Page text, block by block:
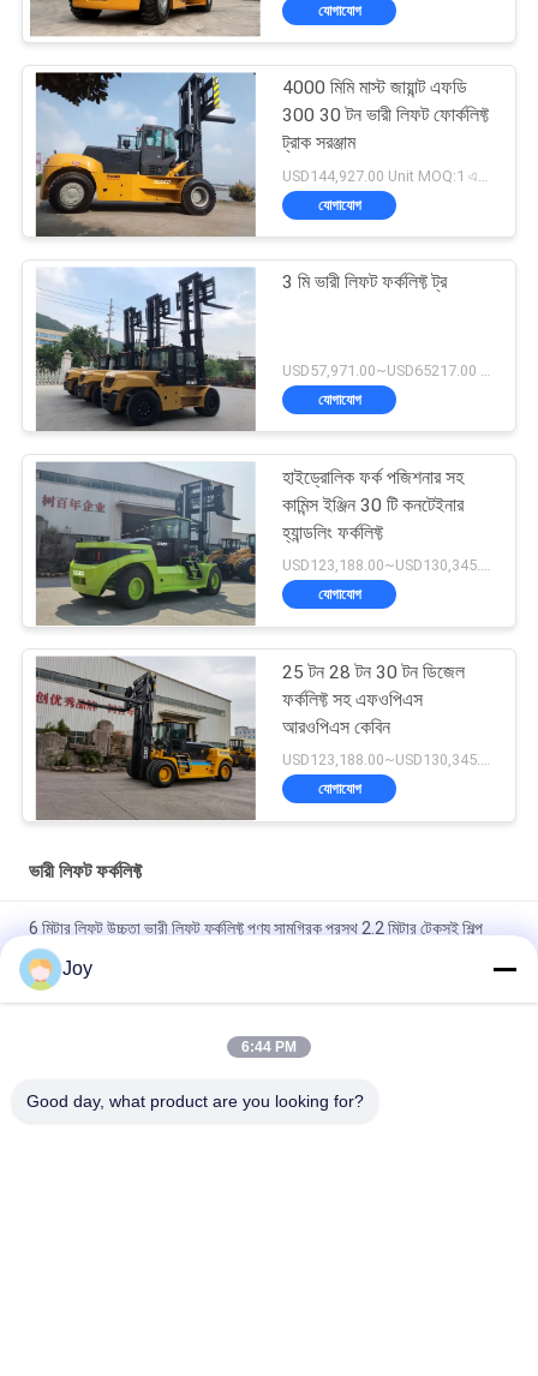
যোগাযোগ
4000 মিমি মাস্ট জায়ান্ট এফডি
300 30 টন ভারী লিফট ফোর্কলিফ্ট
ট্রাক সরঞ্জাম
USD144,927.00 Unit MOQ:1 একক
যোগাযোগ
3 মি ভারী লিফট ফর্কলিফ্ট ট্র
USD57,971.00~USD65217.00 unit MOQ:1 একক
যোগাযোগ
হাইড্রোলিক ফর্ক পজিশনার সহ
কামিন্স ইঞ্জিন 30 টি কনটেইনার
হ্যান্ডলিং ফর্কলিফ্ট
USD123,188.00~USD130,345.00/ Unit MOQ:1 একক
যোগাযোগ
25 টন 28 টন 30 টন ডিজেল
ফর্কলিফ্ট সহ এফওপিএস
আরওপিএস কেবিন
USD123,188.00~USD130,345.00/ Unit MOQ:1 একক
যোগাযোগ
ভারী লিফট ফর্কলিফ্ট
6 মিটার লিফট উচ্চতা ভারী লিফট ফর্কলিফ্ট পণ্য সামগ্রিক প্রস্থ 2.2 মিটার টেকসই শিল্প
উপাদান হ্যান্ডলিং সরঞ্জাম
বক্স টাইপ ইনার আউটার মাস্ট কাউন্টারব্যালেন্স ফর্কলিফ্ট সামগ্রিক আকার
৭২০০x২৫৫০x৩৪৬০মিমি গুদামঘরের জন্য হেভি ডিউটি ​​লিফটিং ভেহিকেল
কাস্টমাইজড ই এম ভারী দায়িত্ব কাজ জন্য আদর্শ
Joy
6:44 PM
Good day, what product are you looking for?